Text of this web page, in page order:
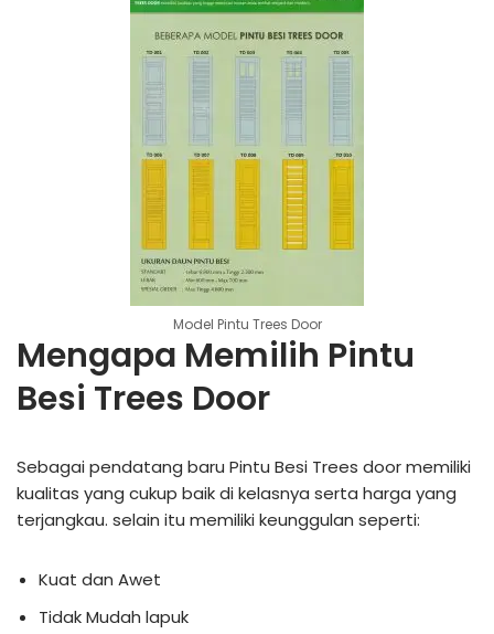
Model Pintu Trees Door
Mengapa Memilih Pintu
Besi Trees Door
Sebagai pendatang baru Pintu Besi Trees door memiliki
kualitas yang cukup baik di kelasnya serta harga yang
terjangkau. selain itu memiliki keunggulan seperti:
Kuat dan Awet
Tidak Mudah lapuk